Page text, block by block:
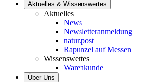
Aktuelles & Wissenswertes
Aktuelles
News
Newsletteranmeldung
natur.post
Rapunzel auf Messen
Wissenswertes
Warenkunde
Über Uns